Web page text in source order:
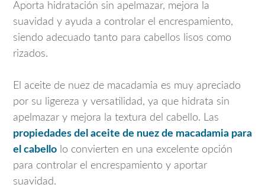
Aporta hidratación sin apelmazar, mejora la
suavidad y ayuda a controlar el encrespamiento,
siendo adecuado tanto para cabellos lisos como
rizados.
El aceite de nuez de macadamia es muy apreciado
por su ligereza y versatilidad, ya que hidrata sin
apelmazar y mejora la textura del cabello. Las
propiedades del aceite de nuez de macadamia para
el cabello lo convierten en una excelente opción
para controlar el encrespamiento y aportar
suavidad.